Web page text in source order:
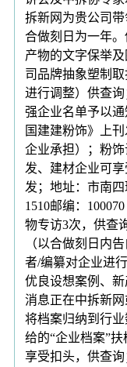
拆新网为贵公司带
合做刻日为一年
产物的文字保举
司品牌抽象塑制
进行调整）供查
强企业名单予以
国建建粉饰》上
企业承担）；粉饰
发、建材企业可享
发；地址：市南
1510邮编：
物专访3次，供查
（以合做刻日内
者/编纂对企业进
优良设想案例、
消息正在中拆新
将档案归纳到行
给的“企业档案”
享受扣头，供查